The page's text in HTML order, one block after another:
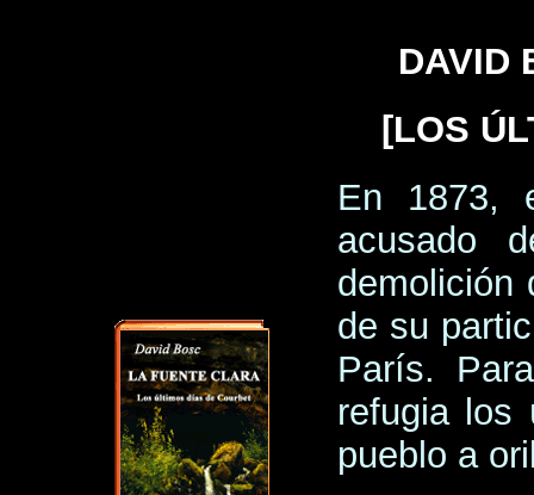
DAVID
[LOS
En 1873,
acusado
demolición
de su
París.
refugia los
pueblo a